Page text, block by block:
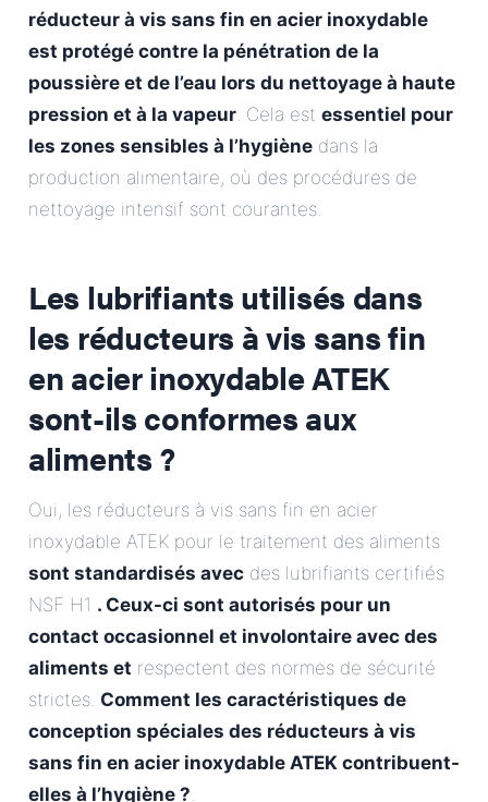
réducteur à vis sans fin en acier inoxydable
est protégé contre la pénétration de la
poussière et de l’eau lors du nettoyage à haute
pression et à la vapeur. Cela est essentiel pour
les zones sensibles à l’hygiène dans la
production alimentaire, où des procédures de
nettoyage intensif sont courantes.
Les lubrifiants utilisés dans
les réducteurs à vis sans fin
en acier inoxydable ATEK
sont-ils conformes aux
aliments ?
Oui, les réducteurs à vis sans fin en acier
inoxydable ATEK pour le traitement des aliments
sont standardisés avec des lubrifiants certifiés
NSF H1 . Ceux-ci sont autorisés pour un
contact occasionnel et involontaire avec des
aliments et respectent des normes de sécurité
strictes. Comment les caractéristiques de
conception spéciales des réducteurs à vis
sans fin en acier inoxydable ATEK contribuent-
elles à l’hygiène ?.